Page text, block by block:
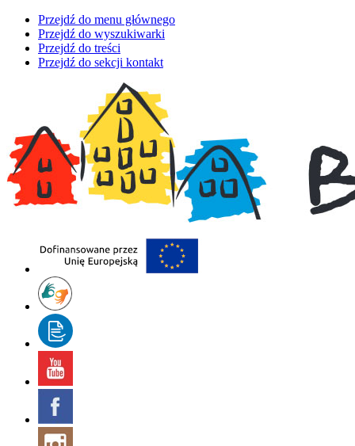
Przejdź do menu głównego
Przejdź do wyszukiwarki
Przejdź do treści
Przejdź do sekcji kontakt